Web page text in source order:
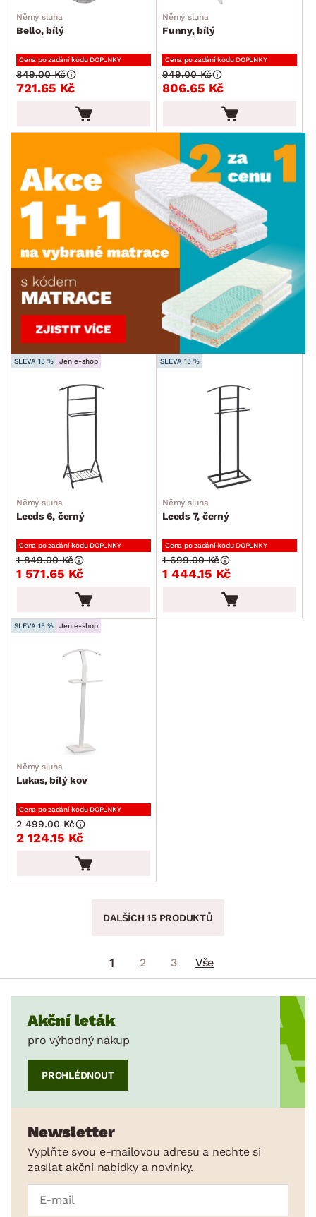
Němý sluha
Bello, bílý
Cena po zadání kódu DOPLNKY
721.65 Kč
849.00 Kč
Němý sluha
Funny, bílý
Cena po zadání kódu DOPLNKY
806.65 Kč
949.00 Kč
SLEVA 15 % Jen e-shop
Němý sluha
Leeds 6, černý
Cena po zadání kódu DOPLNKY
1 571.65 Kč
1 849.00 Kč
SLEVA 15 %
Němý sluha
Leeds 7, černý
Cena po zadání kódu DOPLNKY
1 444.15 Kč
1 699.00 Kč
SLEVA 15 % Jen e-shop
Němý sluha
Lukas, bílý kov
Cena po zadání kódu DOPLNKY
2 124.15 Kč
2 499.00 Kč
DALŠÍCH 15 PRODUKTŮ
1 2 3 Vše
Akční leták
pro výhodný nákup
PROHLÉDNOUT
Newsletter
Vyplňte svou e-mailovou adresu a nechte si
zasílat akční nabídky a novinky.